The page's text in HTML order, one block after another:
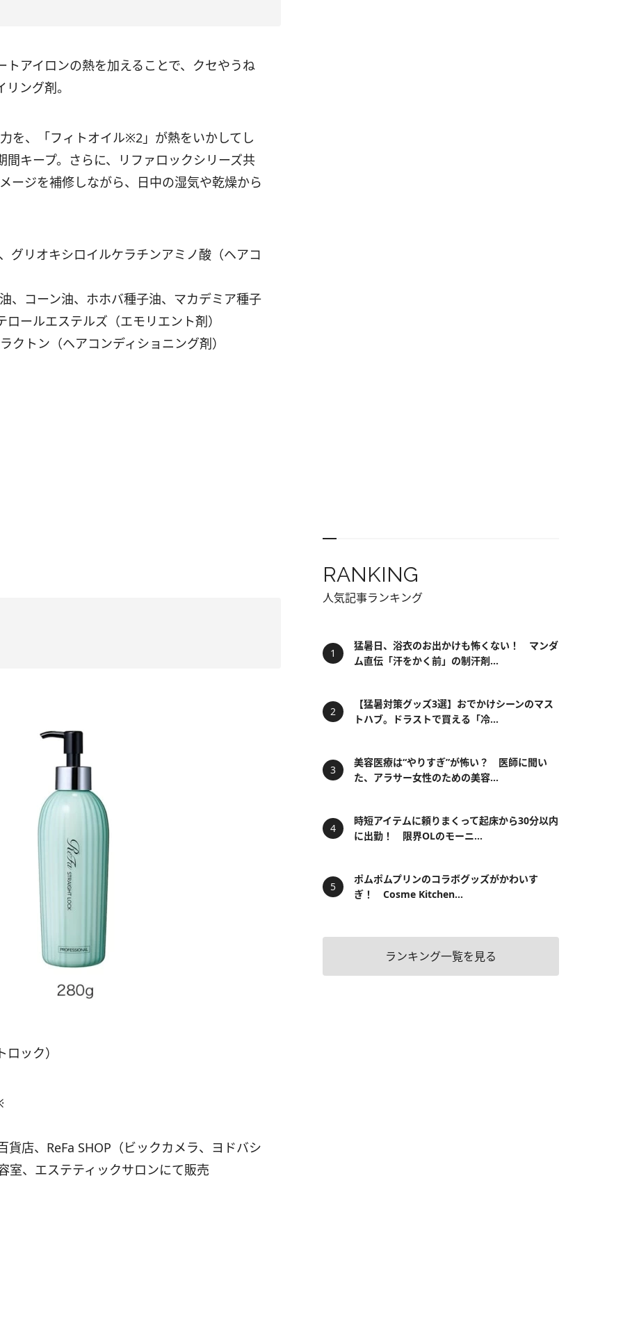
アイロンの熱を加えることで、クセやうね
ング剤。
を、「フィトオイル※2」が熱をいかしてし
キープ。さらに、リファロックシリーズ共
ージを補修しながら、日中の湿気や乾燥から
リオキシロイルケラチンアミノ酸（ヘアコ
コーン油、ホホバ種子油、マカデミア種子
ールエステルズ（エモリエント剤）
トン（ヘアコンディショニング剤）
ック）
店、ReFa SHOP（ビックカメラ、ヨドバシ
室、エステティックサロンにて販売
RANKING
人気記事ランキング
猛暑日、浴衣のお出かけも怖くない！ マンダ
ム直伝「汗をかく前」の制汗剤...
【猛暑対策グッズ3選】おでかけシーンのマス
トハブ。ドラストで買える「冷...
美容医療は“やりすぎ”が怖い？ 医師に聞い
た、アラサー女性のための美容...
時短アイテムに頼りまくって起床から30分以内
に出勤！ 限界OLのモーニ...
ポムポムプリンのコラボグッズがかわいす
ぎ！ Cosme Kitchen...
ランキング一覧を見る